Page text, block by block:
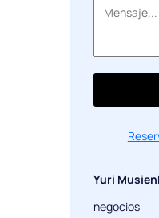
Yuri
negocios